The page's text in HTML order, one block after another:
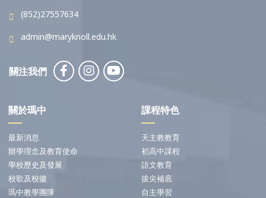
(852)27557634
admin@maryknoll.edu.hk
關注我們
關於瑪中
最新消息
辦學理念及教育使命
學校歷史及發展
校歌及校徽
瑪中教學團隊
課程特色
天主教教育
初高中課程
語文教育
拔尖補底
自主學習